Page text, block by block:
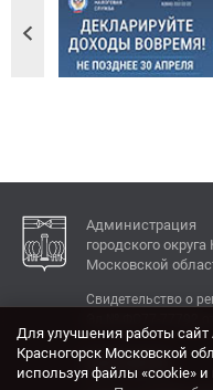
Администрация
городского
Московской
Свидетельство о
КОНТАКТЫ
Для улучшения работы сайт
Красногорск Московской
используя файлы «cookie»